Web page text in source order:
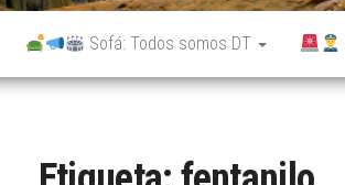
Sofá: Todos somos DT